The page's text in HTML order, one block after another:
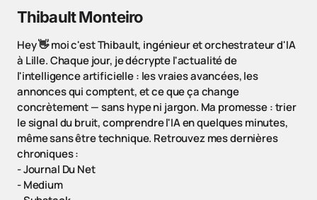
Thibault Monteiro
Hey 👋 moi c'est Thibault, ingénieur et orchestrateur d'IA
à Lille. Chaque jour, je décrypte l'actualité de
l'intelligence artificielle : les vraies avancées, les
annonces qui comptent, et ce que ça change
concrètement — sans hype ni jargon. Ma promesse : trier
le signal du bruit, comprendre l'IA en quelques minutes,
même sans être technique. Retrouvez mes dernières
chroniques :
-Journal Du Net
-Medium